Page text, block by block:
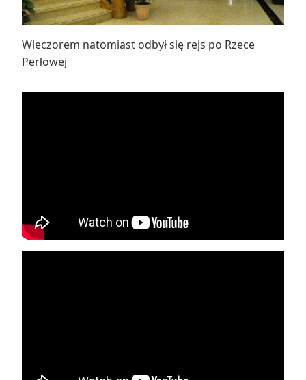
Wieczorem natomiast odbył się rejs po Rzece
Perłowej